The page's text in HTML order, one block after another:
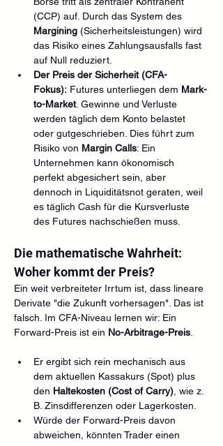
(CCP) auf. Durch das System des
Margining (Sicherheitsleistungen) wird
das Risiko eines Zahlungsausfalls fast
auf Null reduziert.
Der Preis der Sicherheit (CFA-
Fokus): Futures unterliegen dem Mark-
to-Market. Gewinne und Verluste
werden täglich dem Konto belastet
oder gutgeschrieben. Dies führt zum
Risiko von Margin Calls: Ein
Unternehmen kann ökonomisch
perfekt abgesichert sein, aber
dennoch in Liquiditätsnot geraten, weil
es täglich Cash für die Kursverluste
des Futures nachschießen muss.
Die mathematische Wahrheit:
Woher kommt der Preis?
Ein weit verbreiteter Irrtum ist, dass lineare
Derivate "die Zukunft vorhersagen". Das ist
falsch. Im CFA-Niveau lernen wir: Ein
Forward-Preis ist ein No-Arbitrage-Preis
Er ergibt sich rein mechanisch aus
dem aktuellen Kassakurs (Spot) plus
den Haltekosten (Cost of Carry) , wie z.
B. Zinsdifferenzen oder Lagerkosten.
Würde der Forward-Preis davon
abweichen, könnten Trader einen